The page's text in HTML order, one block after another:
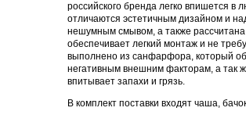
российского бренда легко впишется в
отличаются эстетичным дизайном и
нешумным смывом, а также
обеспечивает легкий монтаж и не
выполнено из санфарфора, который
негативным внешним факторам, а так
впитывает запахи и грязь.
В комплект поставки входят чаша,